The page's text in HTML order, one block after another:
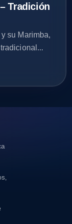
Tradición
su Marimba,